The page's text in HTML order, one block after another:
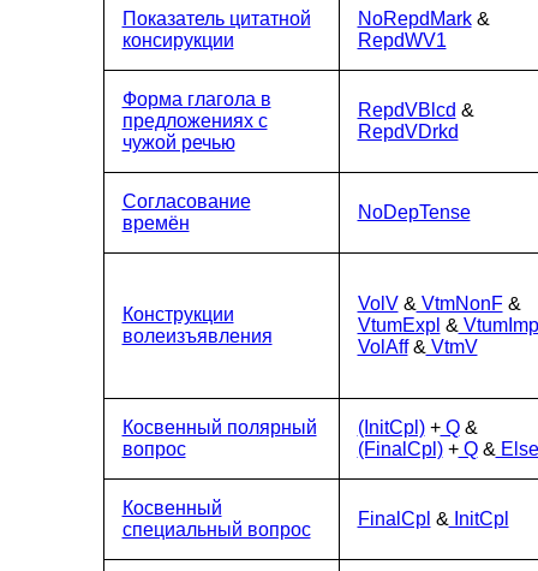
Показатель цитатной
консирукции
NoRepdMark &
RepdWV1
Форма глагола в
предложениях с
чужой речью
RepdVBlcd &
RepdVDrkd
Согласование
времён
NoDepTense
Конструкции
волеизъявления
VolV & VtmNonF &
VtumExpl &
VolAff & VtmV
Косвенный полярный
вопрос
(InitCpl) +Q &
(FinalCpl) +Q & Else
Косвенный
специальный вопрос
FinalCpl & InitCpl